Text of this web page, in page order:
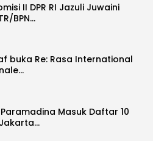
II DPR RI Jazuli Juwaini
BPN…
buka Re: Rasa International
Masuk Daftar 10